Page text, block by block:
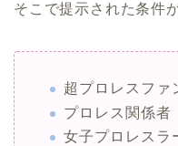
そこで提示された条件
超プロレスファ
プロレス関係者
女子プロレスラ